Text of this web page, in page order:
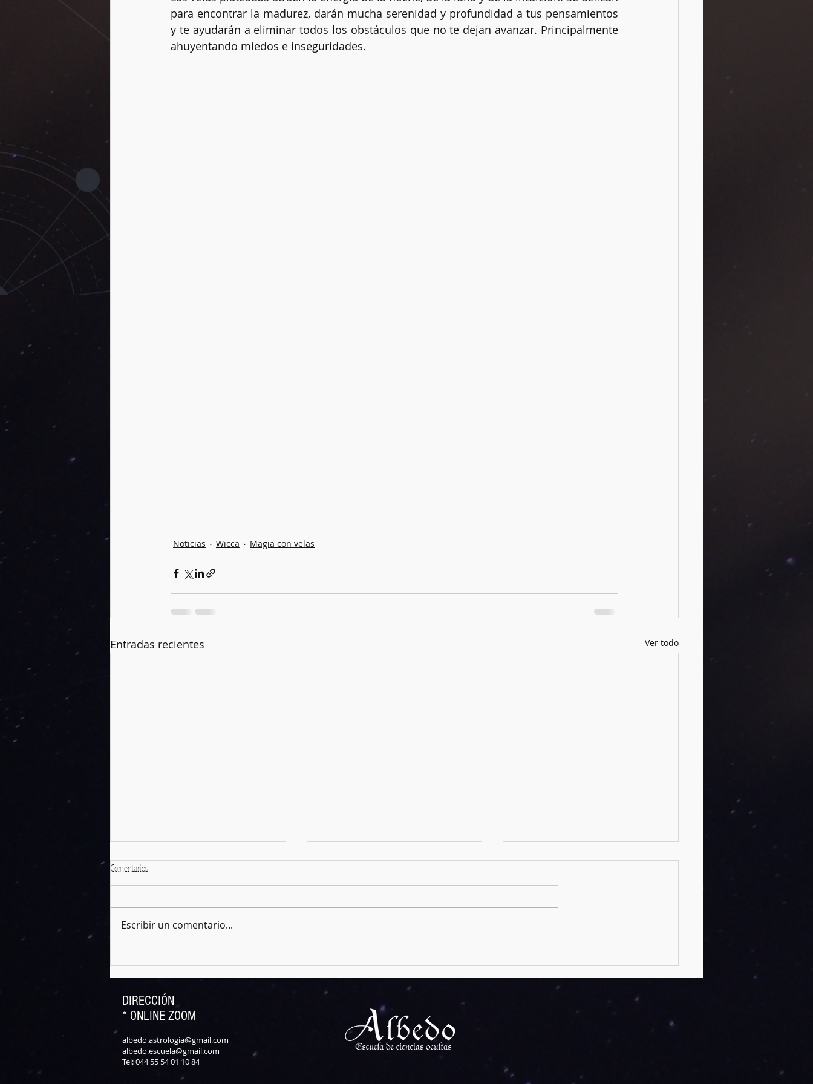
Vidas pasadas Dogmas Clarividencia Chakras
para encontrar la madurez, darán mucha serenidad y profundidad a tus pensamientos
y te ayudarán a eliminar todos los obstáculos que no te dejan avanzar. Principalmente
ahuyentando miedos e inseguridades.
Noticias Wicca Magia con velas
Entradas recientes Ver todo
Velas verdes
Comentarios
Escribir un comentario...
DIRECCIÓN
* ONLINE ZOOM
albedo.astrologia@gmail.com
albedo.escuela@gmail.com
Tel: 044 55 54 01 10 84